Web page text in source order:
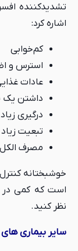
تشدیدکننده
اشاره کرد:
کم‌خوابی
استرس و
عادات
داشتن یک
درگیری
تبعیت
مصرف
خوشبختانه
است که کمی در
نظر کنید.
سایر بیماری‌